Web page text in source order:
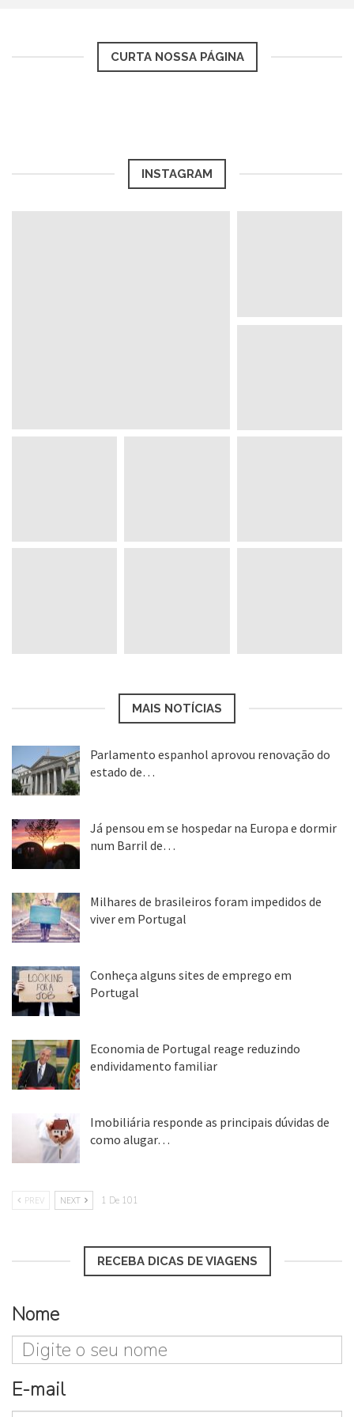
CURTA NOSSA PÁGINA
INSTAGRAM
MAIS NOTÍCIAS
Parlamento espanhol aprovou renovação do
estado de…
Já pensou em se hospedar na Europa e dormir
num Barril de…
Milhares de brasileiros foram impedidos de
viver em Portugal
Conheça alguns sites de emprego em
Portugal
Economia de Portugal reage reduzindo
endividamento familiar
Imobiliária responde as principais dúvidas de
como alugar…
PREV NEXT 1 De 101
RECEBA DICAS DE VIAGENS
Nome
E-mail